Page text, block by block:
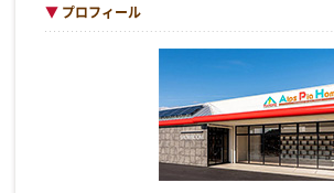
▼プロフィール